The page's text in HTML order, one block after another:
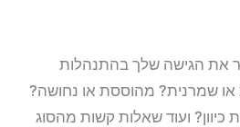
את הגישה שלך בהתנהלות
או שמרנית? מהוססת או נחושה?
ועוד שאלות קשות מהסוג